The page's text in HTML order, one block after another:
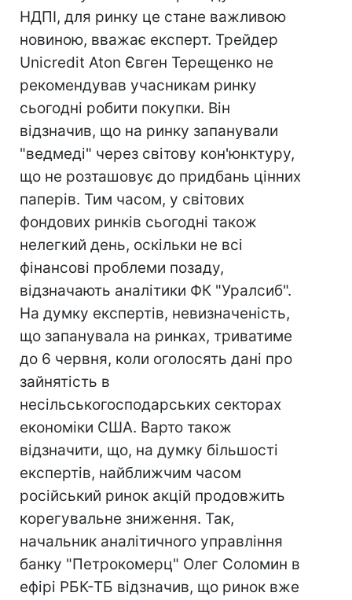
НДПІ, для ринку це стане важливою
новиною, вважає експерт. Трейдер
Unicredit Aton Євген Терещенко не
рекомендував учасникам ринку
сьогодні робити покупки. Він
відзначив, що на ринку запанували
"ведмеді" через світову кон'юнктуру,
що не розташовує до придбань цінних
паперів. Тим часом, у світових
фондових ринків сьогодні також
нелегкий день, оскільки не всі
фінансові проблеми позаду,
відзначають аналітики ФК "Уралсиб".
На думку експертів, невизначеність,
що запанувала на ринках, триватиме
до 6 червня, коли оголосять дані про
зайнятість в
несільськогосподарських секторах
економіки США. Варто також
відзначити, що, на думку більшості
експертів, найближчим часом
російський ринок акцій продовжить
корегувальне зниження. Так,
начальник аналітичного управління
банку "Петрокомерц" Олег Соломин в
ефірі РБК-ТБ відзначив, що ринок вже